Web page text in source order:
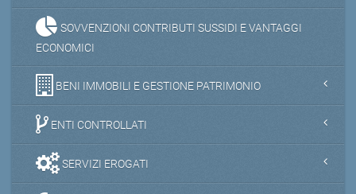
SOVVENZIONI CONTRIBUTI SUSSIDI E VANTAGGI
ECONOMICI
BENI IMMOBILI E GESTIONE PATRIMONIO
ENTI CONTROLLATI
SERVIZI EROGATI